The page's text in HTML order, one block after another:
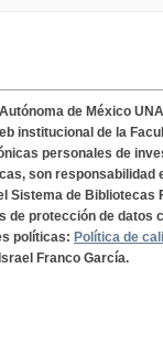
de México
institucional de la
personales de
son
Sistema de Bibliotecas
de protección de datos
políticas: Política de
Franco García.